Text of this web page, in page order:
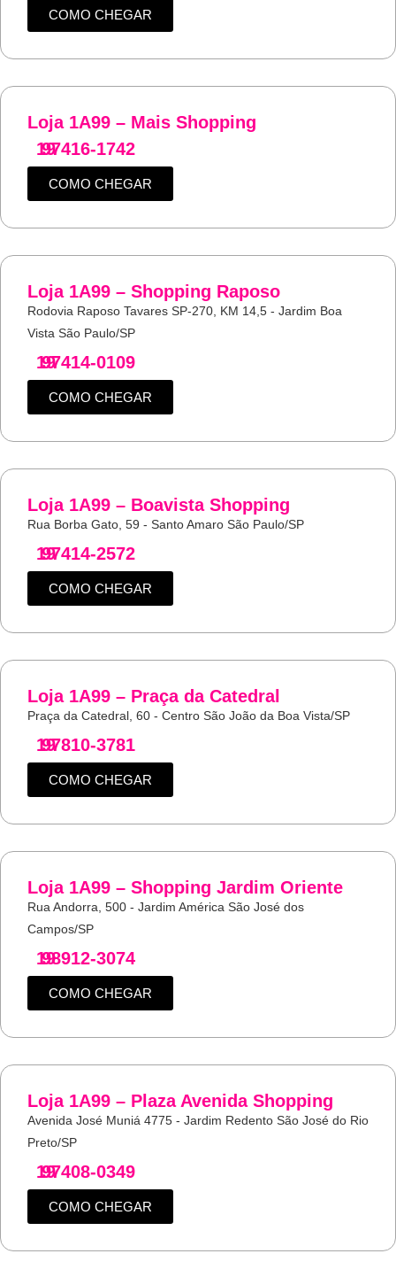
COMO CHEGAR
Loja 1A99 – Mais Shopping
19
97416-1742
COMO CHEGAR
Loja 1A99 – Shopping Raposo
Rodovia Raposo Tavares SP-270, KM 14,5 - Jardim Boa
Vista São Paulo/SP
19
97414-0109
COMO CHEGAR
Loja 1A99 – Boavista Shopping
Rua Borba Gato, 59 - Santo Amaro São Paulo/SP
19
97414-2572
COMO CHEGAR
Loja 1A99 – Praça da Catedral
Praça da Catedral, 60 - Centro São João da Boa Vista/SP
19
97810-3781
COMO CHEGAR
Loja 1A99 – Shopping Jardim Oriente
Rua Andorra, 500 - Jardim América São José dos
Campos/SP
19
98912-3074
COMO CHEGAR
Loja 1A99 – Plaza Avenida Shopping
Avenida José Muniá 4775 - Jardim Redento São José do Rio
Preto/SP
19
97408-0349
COMO CHEGAR